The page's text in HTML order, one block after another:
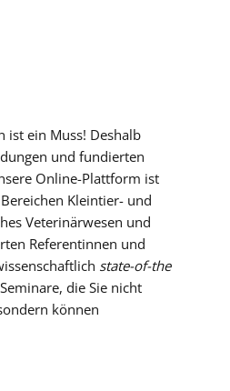
ist ein Muss! Deshalb
und fundierten
Online-Plattform ist
Kleintier- und
Veterinärwesen und
Referentinnen und
state-of-the
die Sie nicht
können